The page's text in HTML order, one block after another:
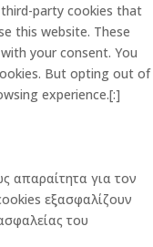
party cookies that
this website. These
your consent. You
But opting out of
experience.[:]
απαραίτητα για τον
εξασφαλίζουν
του